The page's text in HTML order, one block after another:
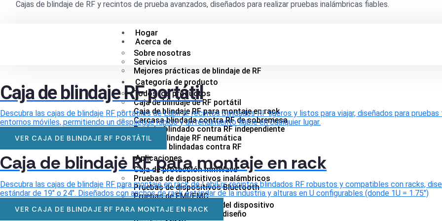
Cajas de blindaje de RF y recintos de prueba avanzados, diseñados para realizar pruebas inalámbricas fiables.
Hogar
Acerca de
Sobre nosotras
Servicios
Mejores prácticas de blindaje de RF
Categoría de producto
Todos los productos
Caja de blindaje de RF portátil
Caja de blindaje RF para montaje en rack
Carcasa blindada contra RF de sobremesa
Recinto blindado contra RF independiente
Caja de blindaje RF neumática
Cámaras blindadas contra RF
Aplicaciones
Caja de protección mmWave
Pruebas de dispositivos inalámbricos
Pruebas de dispositivos Bluetooth
Pruebas de EMI/EMC
Pruebas de rendimiento del dispositivo
Prueba de validación del diseño
Caja de blindaje RF portátil
Descubra las cajas de blindaje RF portátiles de LabiFix: recintos blindados RF ligeros y listos para viajar, diseñados para
entornos móviles, permitiendo un despliegue rápido y un rendimiento fiable en cualquier lugar.
VER CAJA DE BLINDAJE RF PORTÁTIL
Caja de blindaje RF para montaje en rack
Descubra las cajas de blindaje RF para montaje en rack de LabiFix: recintos blindados RF robustos y compatibles con racks,
estándar de 19" o 24". Diseñados con anchos de rack estándar de la industria y alturas en U configurables (donde 1U = 1.75")
VER CAJA DE BLINDAJE RF PARA MONTAJE EN RACK